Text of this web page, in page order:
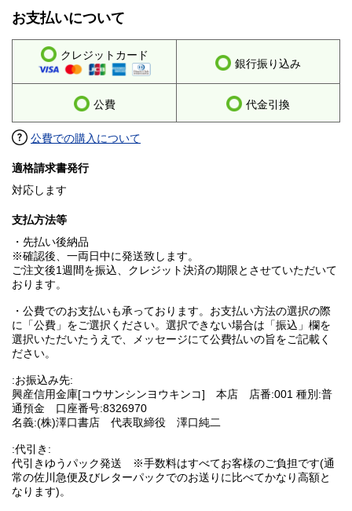
お支払いについて
クレジットカード
銀行振り込み
公費 代金引換
公費での購入について
適格請求書発行
対応します
支払方法等
・先払い後納品
※確認後、一両日中に発送致します。
ご注文後1週間を振込、クレジット決済の期限とさせていただいて
おります。
・公費でのお支払いも承っております。お支払い方法の選択の際
に「公費」をご選択ください。選択できない場合は「振込」欄を
選択いただいたうえで、メッセージにて公費払いの旨をご記載く
ださい。
:お振込み先:
興産信用金庫[コウサンシンヨウキンコ] 本店 店番:001 種別:普
通預金 口座番号:8326970
名義:(株)澤口書店 代表取締役 澤口純二
:代引き:
代引きゆうパック発送 ※手数料はすべてお客様のご負担です(通
常の佐川急便及びレターパックでのお送りに比べてかなり高額と
なります)。